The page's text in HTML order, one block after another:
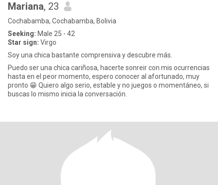
Mariana, 23
Cochabamba, Cochabamba, Bolivia
Seeking: Male 25 - 42
Star sign: Virgo
Soy una chica bastante comprensiva y descubre más.
Puedo ser una chica cariñosa, hacerte sonreir con mis ocurrencias
hasta en el peor momento, espero conocer al afortunado, muy
pronto 😁 Quiero algo serio, estable y no juegos o momentáneo, si
buscas lo mismo inicia la conversación.